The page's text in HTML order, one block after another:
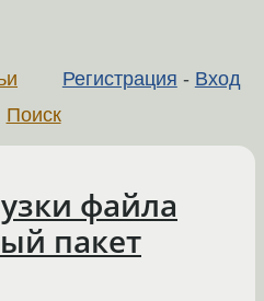
Регистрация - Вход
Поиск
файла
пакет